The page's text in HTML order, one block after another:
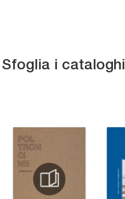
Sfoglia i cataloghi